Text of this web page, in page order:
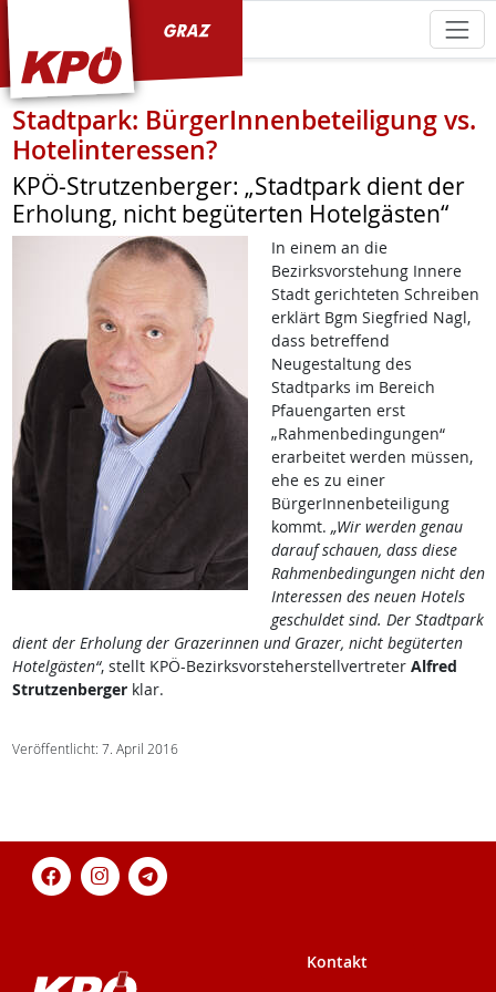
Stadtpark: BürgerInnenbeteiligung vs.
Hotelinteressen?
KPÖ-Strutzenberger: „Stadtpark dient der
Erholung, nicht begüterten Hotelgästen“
In einem an die
Bezirksvorstehung Innere
Stadt gerichteten Schreiben
erklärt Bgm Siegfried Nagl,
dass betreffend
Neugestaltung des
Stadtparks im Bereich
Pfauengarten erst
„Rahmenbedingungen“
erarbeitet werden müssen,
ehe es zu einer
BürgerInnenbeteiligung
kommt. „Wir werden genau
darauf schauen, dass diese
Rahmenbedingungen nicht den
Interessen des neuen Hotels
geschuldet sind. Der Stadtpark
dient der Erholung der Grazerinnen und Grazer, nicht begüterten
Hotelgästen“, stellt KPÖ-Bezirksvorsteherstellvertreter Alfred
Strutzenbergerklar.
Veröffentlicht: 7. April 2016
Kontakt